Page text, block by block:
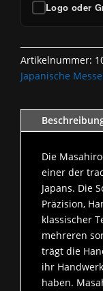
Logo oder
Artikelnummer:
Japanische
Die
einer der
Japans. Die
Präzision,
klassischer
mehreren
trägt die
ihr
haben.